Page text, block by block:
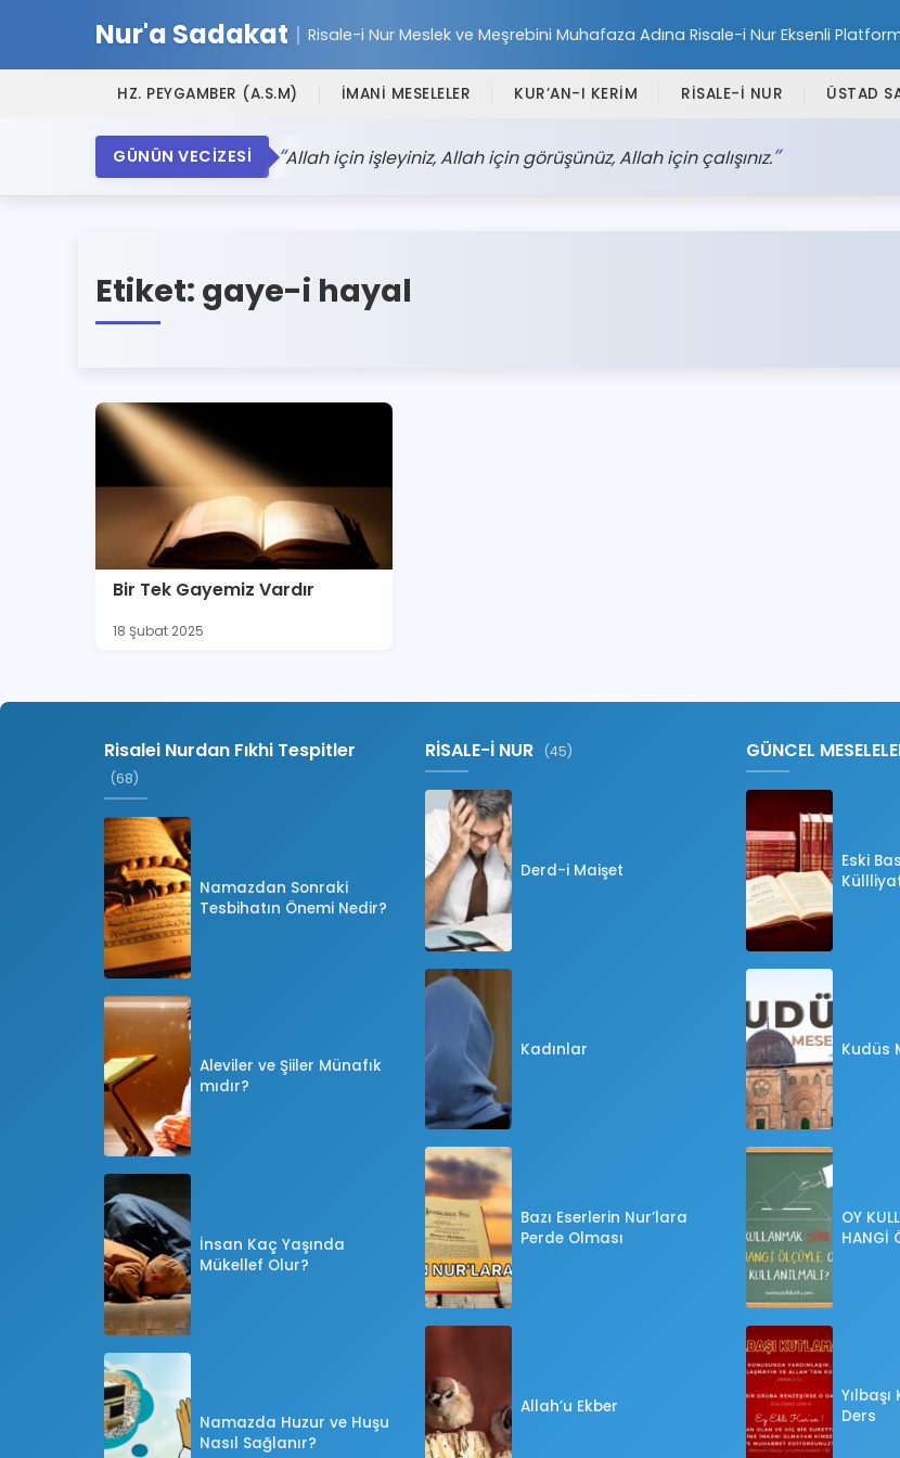
Nur'a Sadakat Risale-i Nur Meslek ve Meşrebini Muhafaza Adına Risale-i Nur Eksenli
HZ. PEYGAMBER (A.S.M) İMANİ MESELELER KUR’AN-I KERİM RİSALE-İ NUR ÜSTAD
GÜNÜN VECİZESİ Allah için işleyiniz, Allah için görüşünüz, Allah için çalışınız.
Etiket: gaye-i hayal
Bir Tek Gayemiz Vardır
18 Şubat 2025
Risalei Nurdan Fıkhi Tespitler
(68)
Namazdan Sonraki
Tesbihatın Önemi Nedir?
Aleviler ve Şiiler Münafık
mıdır?
İnsan Kaç Yaşında
Mükellef Olur?
Namazda Huzur ve Huşu
Nasıl Sağlanır?
RİSALE-İ NUR (45)
Derd-i Maişet
Kadınlar
Bazı Eserlerin Nur’lara
Perde Olması
Allah’u Ekber
GÜNCEL
Eski
Kudüs
OY
HANGİ
Ders